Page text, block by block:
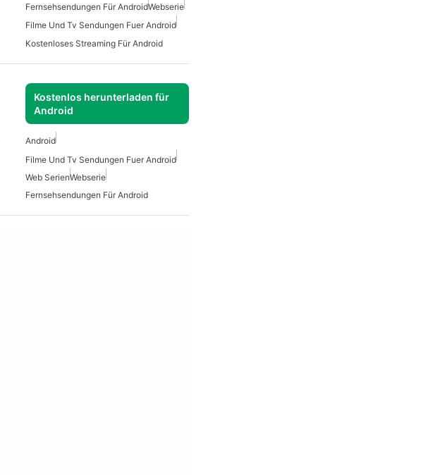
Fernsehsendungen Für AndroidWebserie
Filme Und Tv Sendungen Fuer Android
Kostenloses Streaming Für Android
Kostenlos herunterladen für
Android
Android
Filme Und Tv Sendungen Fuer Android
Web SerienWebserie
Fernsehsendungen Für Android